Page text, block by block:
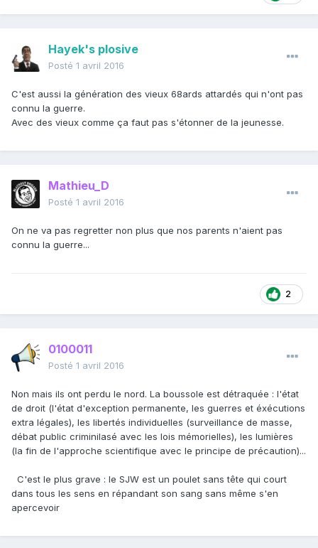
Hayek's plosive
Posté 1 avril 2016
C'est aussi la génération des vieux 68ards attardés qui n'ont pas
connu la guerre.
Avec des vieux comme ça faut pas s'étonner de la jeunesse.
Mathieu_D
Posté 1 avril 2016
On ne va pas regretter non plus que nos parents n'aient pas
connu la guerre...
2
0100011
Posté 1 avril 2016
Non mais ils ont perdu le nord. La boussole est détraquée : l'état
de droit (l'état d'exception permanente, les guerres et éxécutions
extra légales), les libertés individuelles (surveillance de masse,
débat public criminilasé avec les lois mémorielles), les lumières
(la fin de l'approche scientifique avec le principe de précaution)...
C'est le plus grave : le SJW est un poulet sans tête qui court
dans tous les sens en répandant son sang sans même s'en
apercevoir